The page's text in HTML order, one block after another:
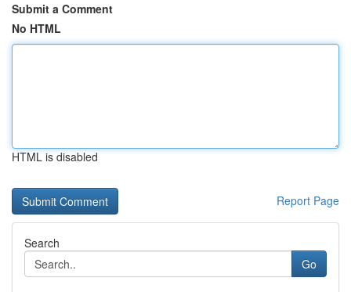
Submit a Comment
No HTML
HTML is disabled
Report Page
Search
Go